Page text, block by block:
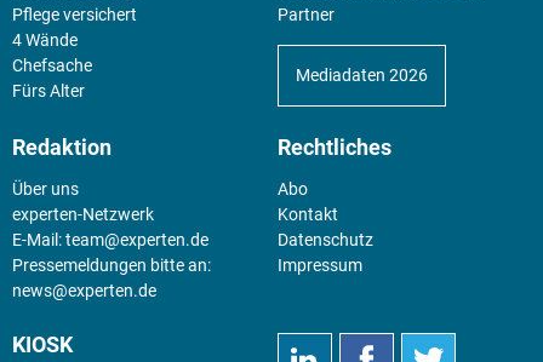
Pflege versichert
4 Wände
Chefsache
Fürs Alter
Partner
Mediadaten 2026
Redaktion
Über uns
experten-Netzwerk
E-Mail:team@experten.de
Pressemeldungen bitte an:
news@experten.de
Rechtliches
Abo
Kontakt
Datenschutz
Impressum
KIOSK